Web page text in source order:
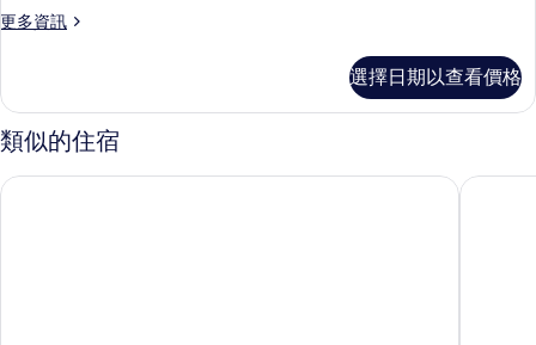
觀
有
相
片
景
情
4
臥
室,
陽
台,
更多資訊
更
公
寓,
4
臥
選擇日期以查看價格
類似的住宿
地標81魔法塔公寓 2 臥地標